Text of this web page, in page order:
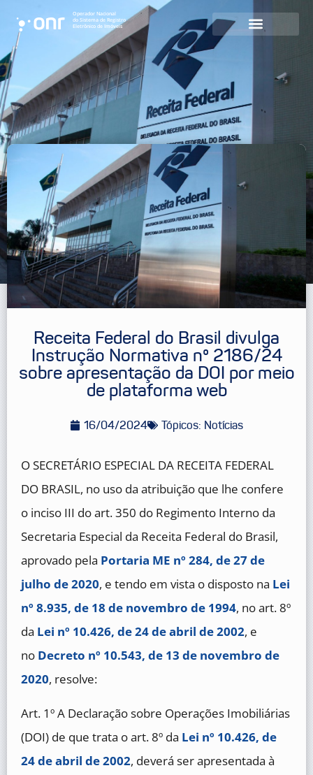
Operador Nacional
do Sistema de Registro
Eletrônico de Imóveis
Receita Federal do Brasil divulga
Instrução Normativa nº 2186/24
sobre apresentação da DOI por meio
de plataforma web
16/04/2024 Tópicos: Notícias
O SECRETÁRIO ESPECIAL DA RECEITA FEDERAL
DO BRASIL, no uso da atribuição que lhe confere
o inciso III do art. 350 do Regimento Interno da
Secretaria Especial da Receita Federal do Brasil,
aprovado pela Portaria ME nº 284, de 27 de
julho de 2020, e tendo em vista o disposto na Lei
nº 8.935, de 18 de novembro de 1994, no art. 8º
da Lei nº 10.426, de 24 de abril de 2002, e
no Decreto nº 10.543, de 13 de novembro de
2020, resolve:
Art. 1º A Declaração sobre Operações Imobiliárias
(DOI) de que trata o art. 8º da Lei nº 10.426, de
24 de abril de 2002, deverá ser apresentada à